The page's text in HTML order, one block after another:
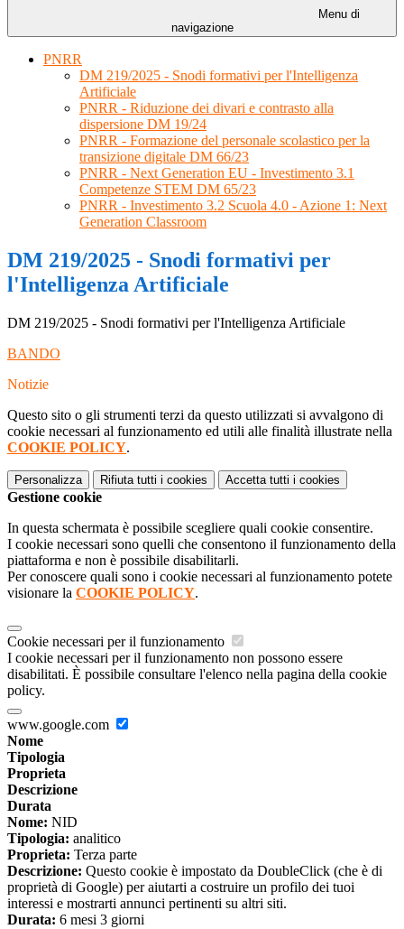
Menu di
navigazione
PNRR
DM 219/2025 - Snodi formativi per l'Intelligenza
Artificiale
PNRR - Riduzione dei divari e contrasto alla
dispersione DM 19/24
PNRR - Formazione del personale scolastico per la
transizione digitale DM 66/23
PNRR - Next Generation EU - Investimento 3.1
Competenze STEM DM 65/23
PNRR - Investimento 3.2 Scuola 4.0 - Azione 1: Next
Generation Classroom
DM 219/2025 - Snodi formativi per
l'Intelligenza Artificiale
DM 219/2025 - Snodi formativi per l'Intelligenza Artificiale
BANDO
Notizie
Questo sito o gli strumenti terzi da questo utilizzati si avvalgono di
cookie necessari al funzionamento ed utili alle finalità illustrate nella
COOKIE POLICY.
Personalizza Rifiuta tutti i cookies Accetta tutti i cookies
Gestione cookie
In questa schermata è possibile scegliere quali cookie consentire.
I cookie necessari sono quelli che consentono il funzionamento della
piattaforma e non è possibile disabilitarli.
Per conoscere quali sono i cookie necessari al funzionamento potete
visionare la COOKIE POLICY.
Cookie necessari per il funzionamento
I cookie necessari per il funzionamento non possono essere
disabilitati. È possibile consultare l'elenco nella pagina della cookie
policy.
www.google.com
Nome
Tipologia
Proprieta
Descrizione
Durata
Nome: NID
Tipologia: analitico
Proprieta: Terza parte
Descrizione: Questo cookie è impostato da DoubleClick (che è di
proprietà di Google) per aiutarti a costruire un profilo dei tuoi
interessi e mostrarti annunci pertinenti su altri siti.
Durata: 6 mesi 3 giorni